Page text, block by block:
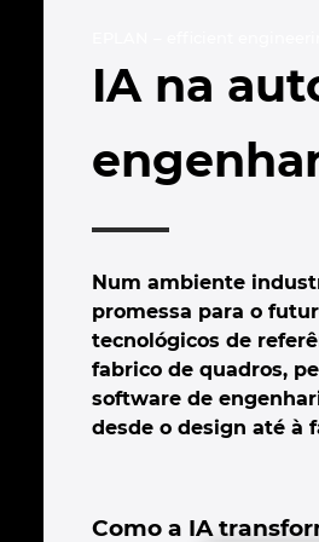
IA na
Num ambiente
promessa para o
tecnológicos de
fabrico de quadros,
software de
desde o design até à
Como a IA